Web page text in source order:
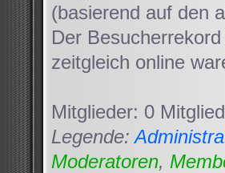
(basierend auf den
Der
zeitgleich online
Mitglieder: 0
Legende:
Moderatoren,